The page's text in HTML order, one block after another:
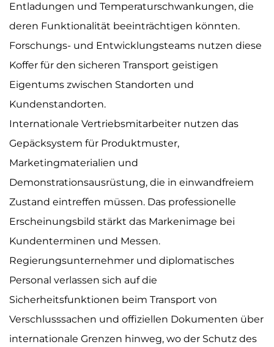
Entladungen und Temperaturschwankungen, die
deren Funktionalität beeinträchtigen könnten.
Forschungs- und Entwicklungsteams nutzen diese
Koffer für den sicheren Transport geistigen
Eigentums zwischen Standorten und
Kundenstandorten.
Internationale Vertriebsmitarbeiter nutzen das
Gepäcksystem für Produktmuster,
Marketingmaterialien und
Demonstrationsausrüstung, die in einwandfreiem
Zustand eintreffen müssen. Das professionelle
Erscheinungsbild stärkt das Markenimage bei
Kundenterminen und Messen.
Regierungsunternehmer und diplomatisches
Personal verlassen sich auf die
Sicherheitsfunktionen beim Transport von
Verschlusssachen und offiziellen Dokumenten über
internationale Grenzen hinweg, wo der Schutz des